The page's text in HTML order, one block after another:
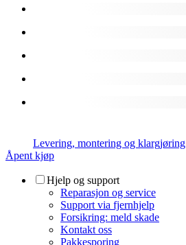
Levering, montering og klargjøring
Åpent kjøp
Hjelp og support
Reparasjon og service
Support via fjernhjelp
Forsikring: meld skade
Kontakt oss
Pakkesporing